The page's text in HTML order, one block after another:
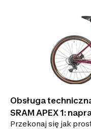
Obsługa
SRAM APEX 1:
Przekonaj się jak